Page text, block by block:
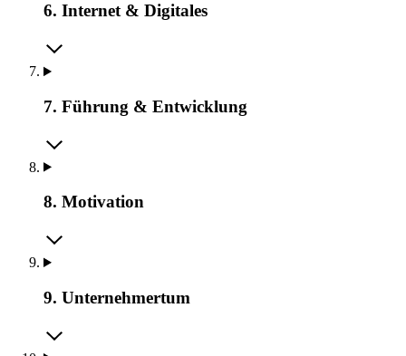
6. Internet & Digitales
7. Führung & Entwicklung
8. Motivation
9. Unternehmertum